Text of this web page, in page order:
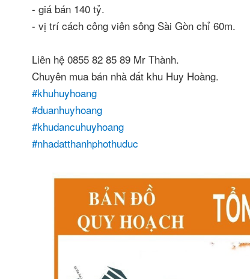
- giá bán 140 tỷ.
- vị trí cách công viên sông Sài Gòn chỉ 60m.
Liên hệ 0855 82 85 89 Mr Thành.
Chuyên mua bán nhà đất khu Huy Hoàng.
#khuhuyhoang
#duanhuyhoang
#khudancuhuyhoang
#nhadatthanhphothuduc